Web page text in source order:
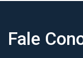
Fale